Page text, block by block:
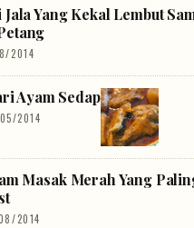
Jala Yang Kekal Lembut
2014
Ayam Sedap
2014
Masak Merah Yang
2014